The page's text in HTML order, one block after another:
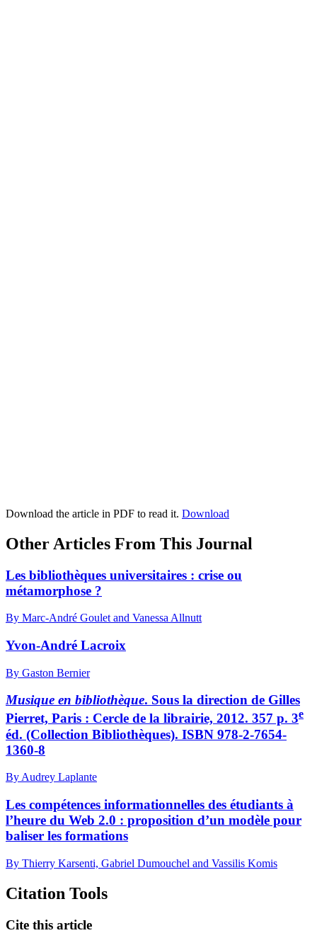
Download the article in PDF to read it. Download
Other Articles From This Journal
Les bibliothèques universitaires : crise ou
métamorphose ?
By Marc-André Goulet and Vanessa Allnutt
Yvon-André Lacroix
By Gaston Bernier
Musique en bibliothèque. Sous la direction de Gilles
Pierret, Paris : Cercle de la librairie, 2012. 357 p. 3e
éd. (Collection Bibliothèques). ISBN 978-2-7654-
1360-8
By Audrey Laplante
Les compétences informationnelles des étudiants à
l’heure du Web 2.0 : proposition d’un modèle pour
baliser les formations
By Thierry Karsenti, Gabriel Dumouchel and Vassilis Komis
Citation Tools
Cite this article